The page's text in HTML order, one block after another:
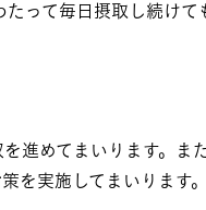
って毎日摂取し続け
進めてまいります。
を実施してまいります。